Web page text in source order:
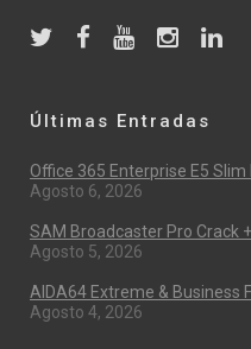
Últimas Entradas
Office 365 Enterprise E5 Slim
Agosto 6, 2026
SAM Broadcaster Pro Crack
Agosto 5, 2026
AIDA64 Extreme & Business
Agosto 4, 2026